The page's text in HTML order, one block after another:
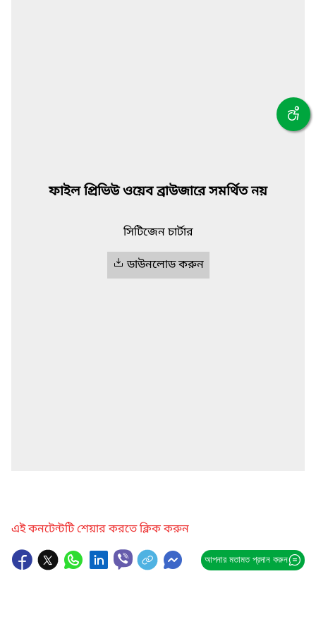
ফাইল প্রিভিউ ওয়েব ব্রাউজারে সমর্থিত নয়
সিটিজেন চার্টার
ডাউনলোড করুন
এই কনটেন্টটি শেয়ার করতে ক্লিক করুন
আপনার মতামত প্রদান করুন